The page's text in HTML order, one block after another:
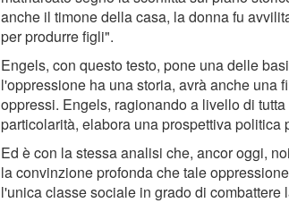
anche il timone della casa, la donna fu
per produrre figli".
Engels, con questo testo, pone una delle
l'oppressione ha una storia, avrà anche
oppressi. Engels, ragionando a livello di
particolarità, elabora una prospettiva
Ed è con la stessa analisi che, ancor oggi,
la convinzione profonda che tale
l'unica classe sociale in grado di